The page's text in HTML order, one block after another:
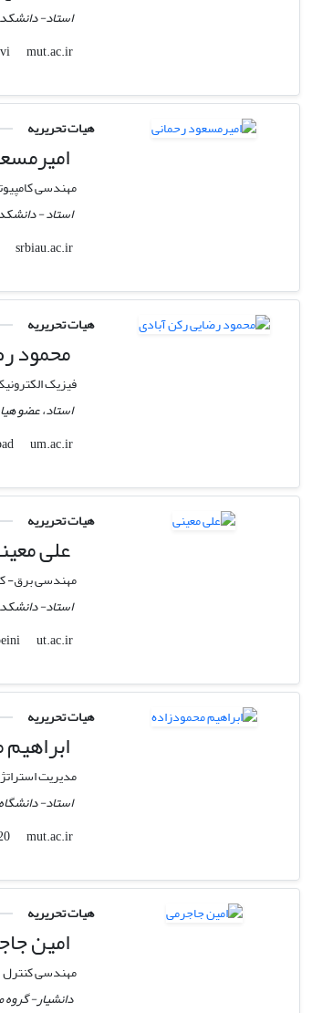
استاد-
hosnavi
mut.ac.ir
هیات تحریریه
مهندسی
استاد -
rahmani
srbiau.ac.ir
هیات تحریریه
محمود
فیزیک
استاد، عضو
roknabad
um.ac.ir
هیات تحریریه
علی
مهندسی برق-
استاد-
moeini
ut.ac.ir
هیات تحریریه
مدیریت
استاد-
maheb20
mut.ac.ir
هیات تحریریه
امین
مهندسی کنترل
دانشیار- گروه